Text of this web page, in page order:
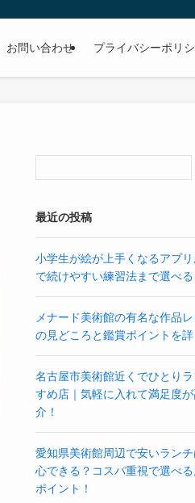
お問い合わせ プライバシーポリ
最近の投稿
小学生が絵が上手くなるアプ
で続けやすい練習法まで選べる
メナード美術館の有名な作品
の見どころと鑑賞ポイントを詳
名古屋市美術館近くでひとり
すめ店｜気軽に入れて満足度
介！
愛知県美術館周辺で安いラン
心できる？コスパ重視で選べ
ポイント！